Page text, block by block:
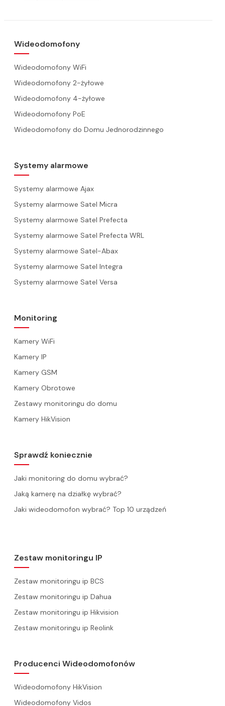
Wideodomofony
Wideodomofony WiFi
Wideodomofony 2-żyłowe
Wideodomofony 4-żyłowe
Wideodomofony PoE
Wideodomofony do Domu Jednorodzinnego
Systemy alarmowe
Systemy alarmowe Ajax
Systemy alarmowe Satel Micra
Systemy alarmowe Satel Prefecta
Systemy alarmowe Satel Prefecta WRL
Systemy alarmowe Satel-Abax
Systemy alarmowe Satel Integra
Systemy alarmowe Satel Versa
Monitoring
Kamery WiFi
Kamery IP
Kamery GSM
Kamery Obrotowe
Zestawy monitoringu do domu
Kamery HikVision
Sprawdź koniecznie
Jaki monitoring do domu wybrać?
Jaką kamerę na działkę wybrać?
Jaki wideodomofon wybrać? Top 10 urządzeń
Zestaw monitoringu IP
Zestaw monitoringu ip BCS
Zestaw monitoringu ip Dahua
Zestaw monitoringu ip Hikvision
Zestaw monitoringu ip Reolink
Producenci Wideodomofonów
Wideodomofony HikVision
Wideodomofony Vidos